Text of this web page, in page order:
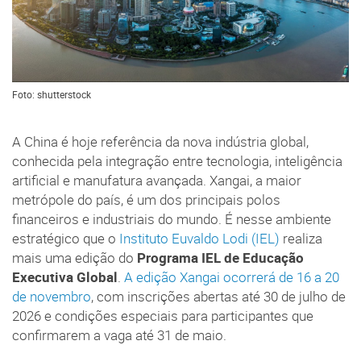
Foto: shutterstock
A China é hoje referência da nova indústria global,
conhecida pela integração entre tecnologia, inteligência
artificial e manufatura avançada. Xangai, a maior
metrópole do país, é um dos principais polos
financeiros e industriais do mundo. É nesse ambiente
estratégico que o Instituto Euvaldo Lodi (IEL) realiza
mais uma edição do Programa IEL de Educação
Executiva Global. A edição Xangai ocorrerá de 16 a 20
de novembro, com inscrições abertas até 30 de julho de
2026 e condições especiais para participantes que
confirmarem a vaga até 31 de maio.